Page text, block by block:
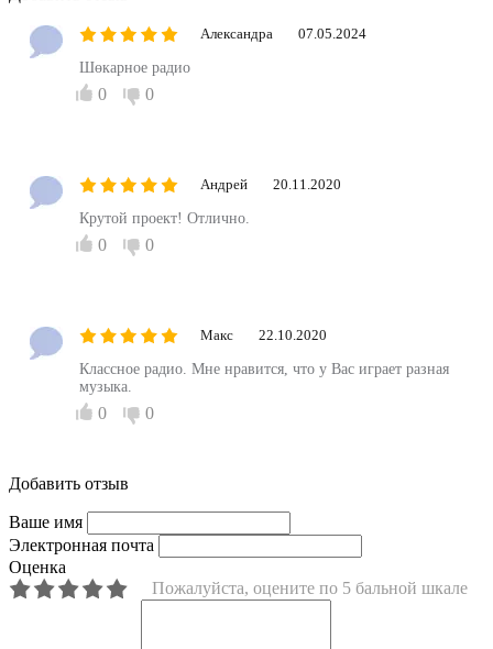
Александра 07.05.2024
Шөкарное радио
0 0
Андрей 20.11.2020
Крутой проект! Отлично.
0 0
Макс 22.10.2020
Классное радио. Мне нравится, что у Вас играет разная
музыка.
0 0
Добавить отзыв
Ваше имя
Электронная почта
Оценка
Пожалуйста, оцените по 5 бальной шкале